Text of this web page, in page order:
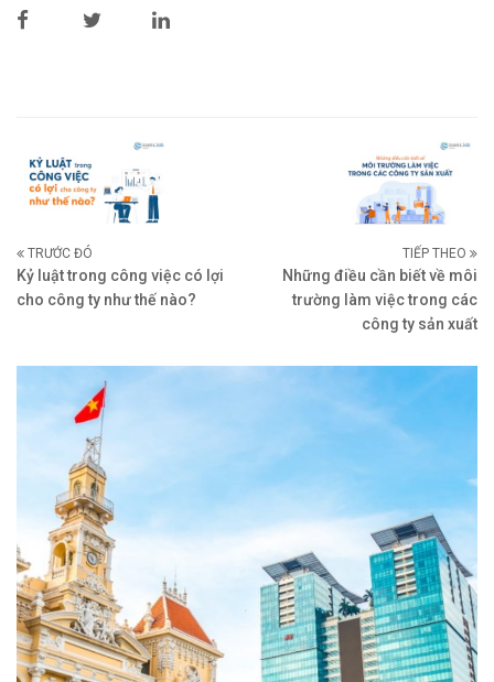
TRƯỚC ĐÓ
Kỷ luật trong công việc có lợi
cho công ty như thế nào?
TIẾP THEO
Những điều cần biết về môi
trường làm việc trong các
công ty sản xuất